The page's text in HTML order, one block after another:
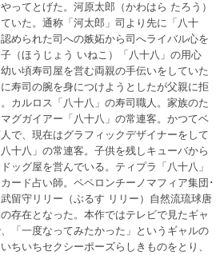
ってとげた。河原太郎（かわはら たろう）
いた。通称「河太郎」司より先に「八十
められた司への嫉妬から司へライバル心を
（ほうじょう いねこ）「八十八」の用心
い頃寿司屋を営む両親の手伝いをしていた
寿司の腕を身につけようとしたが父親に拒
カルロス「八十八」の寿司職人。家族のた
グガイアー「八十八」の常連客。かつてベ
で、現在はグラフィックデザイナーをして
十八」の常連客。子供を残しキューバから
ッグ屋を営んでいる。ティプラ「八十八」
ード占い師。ペペロンチーノマフィア集団･
留守リリー（ぶるす リリー）自然流琉球唐
存在となった。本作ではテレビで見たギャ
「一度なってみたかった」というギャルの
ちいちセクシーポーズらしきものをとり、